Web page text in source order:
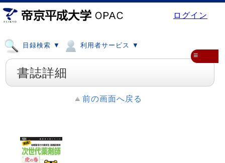
ログイン
目録検索 ▼ 利用者サービス ▼
≡
書誌詳細
前の画面へ戻る